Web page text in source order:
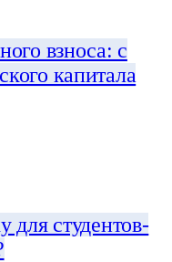
взноса: с
капитала
для студентов-